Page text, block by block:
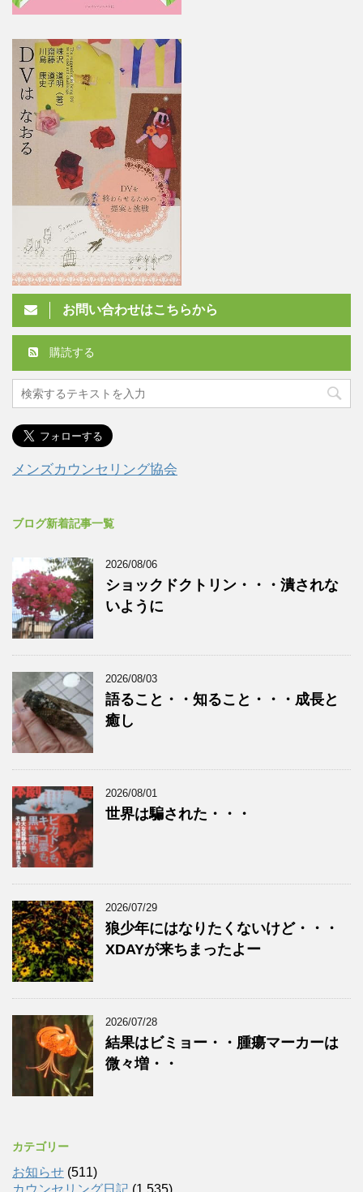
お問い合わせはこちらから
購読する
メンズカウンセリング協会
ブログ新着記事一覧
2026/08/06
ショックドクトリン・・・潰されな
いように
2026/08/03
語ること・・知ること・・・成長と
癒し
2026/08/01
世界は騙された・・・
2026/07/29
狼少年にはなりたくないけど・・・
XDAYが来ちまったよー
2026/07/28
結果はビミョー・・腫瘍マーカーは
微々増・・
カテゴリー
お知らせ (511)
カウンセリング日記 (1,535)